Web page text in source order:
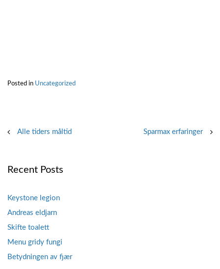
Posted in Uncategorized
Post
Alle tiders måltid Sparmax erfaringer
Recent Posts
Keystone legion
Andreas eldjarn
Skifte toalett
Menu gridy fungi
Betydningen av fjær